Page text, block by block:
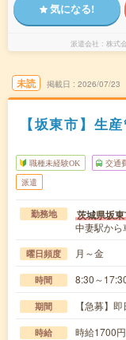
気になる!
派遣会社 株式
未読 掲載日 2026/07/23
【坂東市】生
職種未経験OK 交通
派遣
勤務地 茨城県坂
中妻駅から
曜日頻度 月～金
時間 8:30～
期間 【急募】
時給 時給1700円